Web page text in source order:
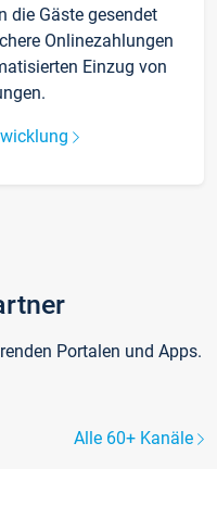
die Gäste gesendet
Onlinezahlungen
Einzug von
Portalen und Apps.
Alle 60+ Kanäle